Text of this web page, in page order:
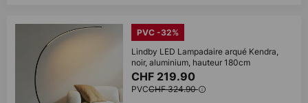
PVC -32%
Lindby LED Lampadaire arqué Kendra,
noir, aluminium, hauteur 180cm
CHF 219.90
PVCCHF 324.90